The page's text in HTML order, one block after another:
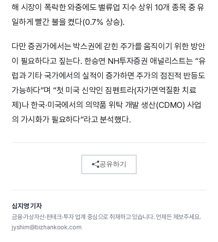
해 시장이 폭락한 와중에도 밸류업 지수 상위 10개 종목 중 유
일하게 빨간 불을 켰다(0.7% 상승).
다만 증권가에서는 박스권에 갇힌 주가를 움직이기 위한 방안
이 필요하다고 짚는다. 한승연 NH투자증권 애널리스트는 “유
럽과 기타 국가에서의 실적이 증가하면 주가의 점진적 반등도
가능하다”며 “첫 미국 신약인 짐펜트라(자가면역질환 치료
제)나 한국·미국에서의 의약품 위탁 개발 생산(CDMO) 사업
의 가시화가 필요하다”라고 분석했다.
공유하기
심지영 기자
금융·가상자산·핀테크·투자 업계 중심으로 취재하고 있습니다. 언제든 제보주세요.
jyshim@bizhankook.com